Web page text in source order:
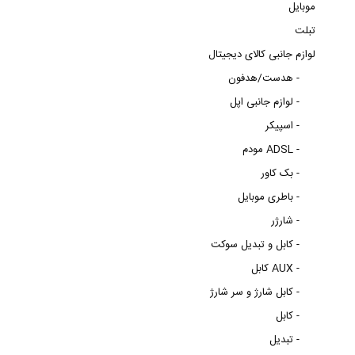
موبایل
تبلت
لوازم جانبی کالای دیجیتال
هدست/هدفون -
لوازم جانبی اپل -
اسپیکر -
مودم ADSL -
بک کاور -
باطری موبایل -
شارژر -
کابل و تبدیل سوکت -
کابل AUX -
کابل شارژ و سر شارژ -
کابل -
تبدیل -